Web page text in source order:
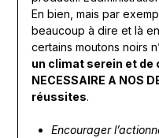
En bien, mais par
beaucoup à dire et là
certains moutons noirs
un climat serein et de
NECESSAIRE A NOS
réussites.
Encourager